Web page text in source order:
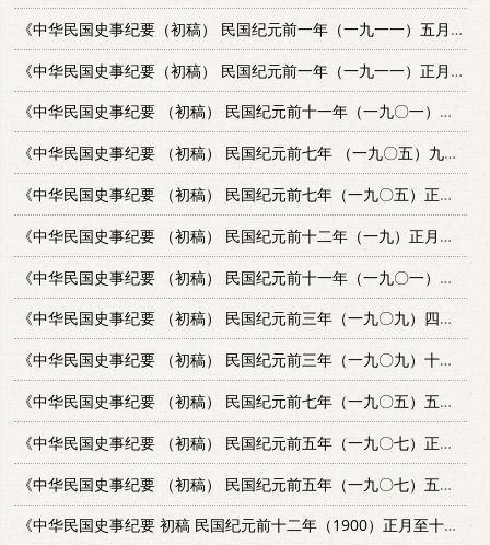
《中华民国史事纪要（初稿） 民国纪元前一年（一九一一）五月至七月》
《中华民国史事纪要（初稿） 民国纪元前一年（一九一一）正月至四月》
《中华民国史事纪要 （初稿） 民国纪元前十一年（一九〇一）七月至12月》
《中华民国史事纪要 （初稿） 民国纪元前七年 （一九〇五）九月至12月》
《中华民国史事纪要 （初稿） 民国纪元前七年（一九〇五）正月至四月》
《中华民国史事纪要 （初稿） 民国纪元前十二年（一九）正月至六月》
《中华民国史事纪要 （初稿） 民国纪元前十一年（一九〇一）正月至六月》
《中华民国史事纪要 （初稿） 民国纪元前三年（一九〇九）四月至九月》
《中华民国史事纪要 （初稿） 民国纪元前三年（一九〇九）十月至12月》
《中华民国史事纪要 （初稿） 民国纪元前七年（一九〇五）五月至八月》
《中华民国史事纪要 （初稿） 民国纪元前五年（一九〇七）正月至四月》
《中华民国史事纪要 （初稿） 民国纪元前五年（一九〇七）五月至八月》
《中华民国史事纪要 初稿 民国纪元前十二年（1900）正月至十二月》